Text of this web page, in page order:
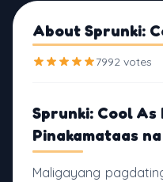
About Sprunki:
7992 votes
Sprunki: Cool As
Pinakamataas
Maligayang